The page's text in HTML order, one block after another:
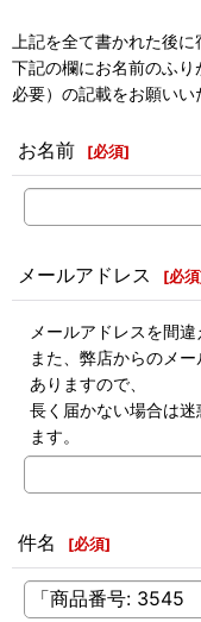
上記を全て書かれた後
下記の欄にお名前のふ
必要）の記載をお願いい
お名前 [必須]
メールアドレス [必須
メールアドレスを間
また、弊店からのメ
ありますので、
長く届かない場合は
ます。
件名 [必須]